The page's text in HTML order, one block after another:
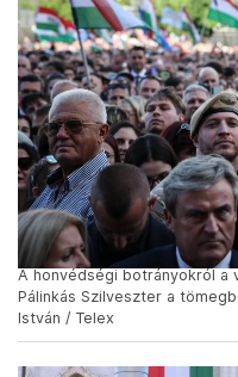
A honvédségi botrányokról a
Pálinkás Szilveszter a
István / Telex